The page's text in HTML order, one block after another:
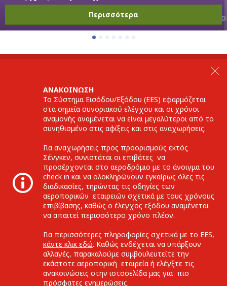
Περισσότερα
ANAKOINΩΣΗ
Το Σύστημα Εισόδου/Εξόδου (EES) εφαρμόζεται
στα σημεία συνοριακού ελέγχου και οι χρόνοι
αναμονής αναμένεται να είναι μεγαλύτεροι από το
συνηθισμένο στις αφίξεις και στις αναχωρήσεις.
Για αναχωρήσεις προς προορισμούς εκτός
Σένγκεν, συνιστάται οι επιβάτες να
προσέρχονται στο αεροδρόμιο με το άνοιγμα του
check in και να ολοκληρώνουν εγκαίρως όλες τις
διαδικασίες, τηρώντας τις οδηγίες των
αεροπορικών εταιρειών σχετικά με τους χρόνους
επιβίβασης, καθώς ο έλεγχος εξόδου αναμένεται
να απαιτεί περισσότερο χρόνο πλέον.
Για περισσότερες πληροφορίες σχετικά με το EES,
κάντε κλικ εδώ. Καθώς ενδέχεται να υπάρξουν
αλλαγές, παρακαλούμε συμβουλευτείτε την
εκάστοτε αεροπορική εταιρεία ή ελέγξτε τις
ανακοινώσεις στην ιστοσελίδα μας για πιο
πρόσφατες ενημερώσεις.